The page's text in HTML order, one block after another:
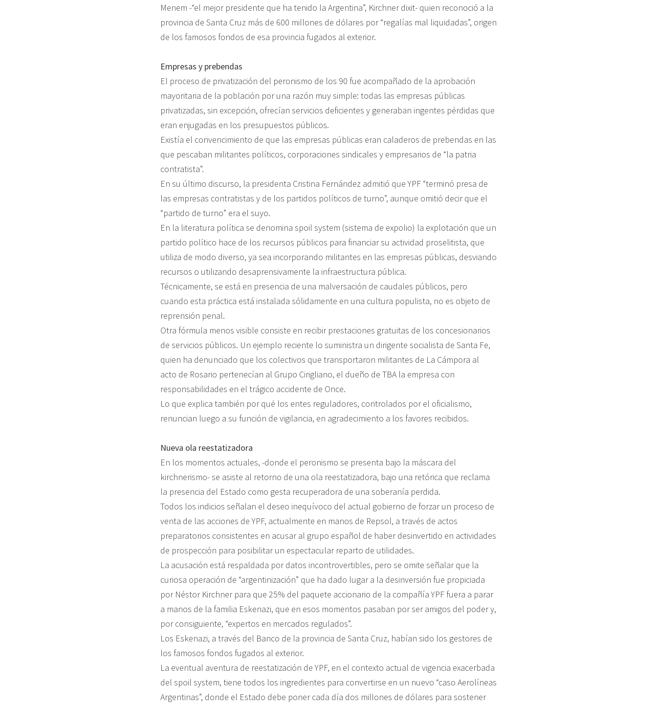
Menem -“el mejor presidente que ha tenido la Argentina”, Kirchner dixit- quien reconoció a la
provincia de Santa Cruz más de 600 millones de dólares por “regalías mal liquidadas”, origen
de los famosos fondos de esa provincia fugados al exterior.
Empresas y prebendas
El proceso de privatización del peronismo de los 90 fue acompañado de la aprobación
mayoritaria de la población por una razón muy simple: todas las empresas públicas
privatizadas, sin excepción, ofrecían servicios deficientes y generaban ingentes pérdidas que
eran enjugadas en los presupuestos públicos.
Existía el convencimiento de que las empresas públicas eran caladeros de prebendas en las
que pescaban militantes políticos, corporaciones sindicales y empresarios de “la patria
contratista”.
En su último discurso, la presidenta Cristina Fernández admitió que YPF “terminó presa de
las empresas contratistas y de los partidos políticos de turno”, aunque omitió decir que el
“partido de turno” era el suyo.
En la literatura política se denomina spoil system (sistema de expolio) la explotación que un
partido político hace de los recursos públicos para financiar su actividad proselitista, que
utiliza de modo diverso, ya sea incorporando militantes en las empresas públicas, desviando
recursos o utilizando desaprensivamente la infraestructura pública.
Técnicamente, se está en presencia de una malversación de caudales públicos, pero
cuando esta práctica está instalada sólidamente en una cultura populista, no es objeto de
reprensión penal.
Otra fórmula menos visible consiste en recibir prestaciones gratuitas de los concesionarios
de servicios públicos. Un ejemplo reciente lo suministra un dirigente socialista de Santa Fe,
quien ha denunciado que los colectivos que transportaron militantes de La Cámpora al
acto de Rosario pertenecían al Grupo Cirigliano, el dueño de TBA la empresa con
responsabilidades en el trágico accidente de Once.
Lo que explica también por qué los entes reguladores, controlados por el oficialismo,
renuncian luego a su función de vigilancia, en agradecimiento a los favores recibidos.
Nueva ola reestatizadora
En los momentos actuales, -donde el peronismo se presenta bajo la máscara del
kirchnerismo- se asiste al retorno de una ola reestatizadora, bajo una retórica que reclama
la presencia del Estado como gesta recuperadora de una soberanía perdida.
Todos los indicios señalan el deseo inequívoco del actual gobierno de forzar un proceso de
venta de las acciones de YPF, actualmente en manos de Repsol, a través de actos
preparatorios consistentes en acusar al grupo español de haber desinvertido en actividades
de prospección para posibilitar un espectacular reparto de utilidades.
La acusación está respaldada por datos incontrovertibles, pero se omite señalar que la
curiosa operación de “argentinización” que ha dado lugar a la desinversión fue propiciada
por Néstor Kirchner para que 25% del paquete accionario de la compañía YPF fuera a parar
a manos de la familia Eskenazi, que en esos momentos pasaban por ser amigos del poder y,
por consiguiente, “expertos en mercados regulados”.
Los Eskenazi, a través del Banco de la provincia de Santa Cruz, habían sido los gestores de
los famosos fondos fugados al exterior.
La eventual aventura de reestatización de YPF, en el contexto actual de vigencia exacerbada
del spoil system, tiene todos los ingredientes para convertirse en un nuevo “caso Aerolíneas
Argentinas”, donde el Estado debe poner cada día dos millones de dólares para sostener